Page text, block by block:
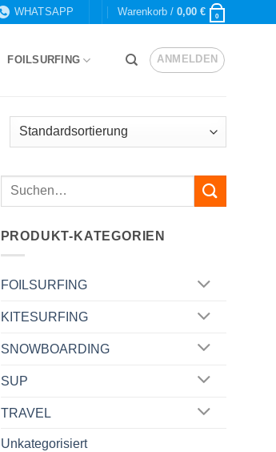
WHATSAPP Warenkorb / 0,00 € 0
FOILSURFING ANMELDEN
PRODUKT-KATEGORIEN
FOILSURFING
KITESURFING
SNOWBOARDING
SUP
TRAVEL
Unkategorisiert